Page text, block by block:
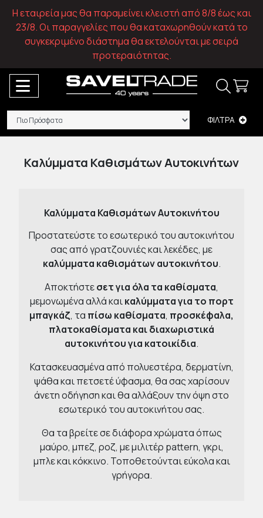
Η εταιρεία μας θα παραμείνει κλειστή από 8/8 έως και
23/8. Οι παραγγελίες που θα καταχωρηθούν κατά το
συγκεκριμένο διάστημα θα εκτελούνται με σειρά
προτεραιότητας.
ΦΙΛΤΡΑ
Καλύμματα Καθισμάτων Αυτοκινήτων
Καλύμματα Καθισμάτων Αυτοκινήτου
Προστατεύστε το εσωτερικό του αυτοκινήτου
σας από γρατζουνιές και λεκέδες, με
καλύμματα καθισμάτων αυτοκινήτου.
Αποκτήστεσετ για όλα τα καθίσματα,
μεμονωμένα αλλά καικαλύμματα για το πορτ
μπαγκάζ, τα πίσω καθίσματα, προσκέφαλα,
πλατοκαθίσματα και διαχωριστικά
αυτοκινήτου για κατοικίδια.
Κατασκευασμένα από πολυεστέρα, δερματίνη,
ψάθα και πετσετέ ύφασμα, θα σας χαρίσουν
άνετη οδήγηση και θα αλλάξουν την όψη στο
εσωτερικό του αυτοκινήτου σας.
Θα τα βρείτε σε διάφορα χρώματα όπως
μαύρο, μπεζ, ροζ, με μιλιτέρ pattern, γκρι,
μπλε και κόκκινο. Τοποθετούνται εύκολα και
γρήγορα.